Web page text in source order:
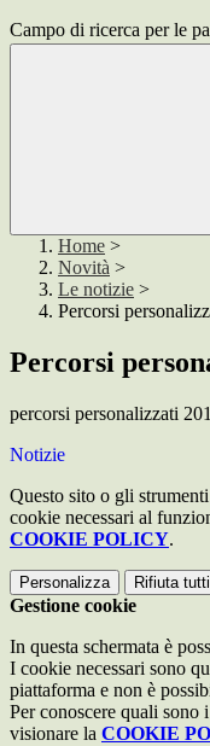
Campo di ricerca per le
Home >
Novità >
Le notizie >
Percorsi
Percorsi
percorsi personalizzati
Notizie
Questo sito o gli
cookie necessari al
COOKIE POLICY.
Personalizza Rifiuta tutti
Gestione cookie
In questa schermata è
I cookie necessari sono
piattaforma e non è
Per conoscere quali sono
visionare la COOKIE